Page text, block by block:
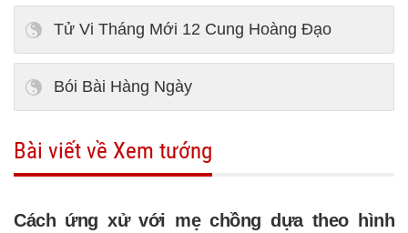
Tử Vi Tháng Mới 12 Cung Hoàng Đạo
Bói Bài Hàng Ngày
Bài viết về Xem tướng
Cách ứng xử với mẹ chồng dựa theo hình